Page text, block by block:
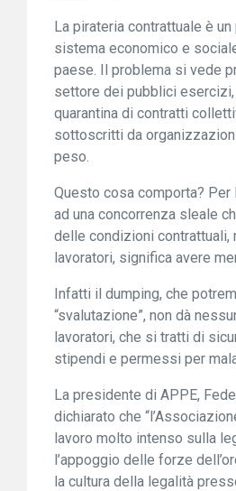
La pirateria contrattuale è
sistema economico e
paese. Il problema si vede
settore dei pubblici esercizi,
quarantina di contratti
sottoscritti da
peso.
Questo cosa comporta? Per
ad una concorrenza sleale
delle condizioni contrattuali,
lavoratori, significa avere
Infatti il dumping, che
“svalutazione”, non dà
lavoratori, che si tratti di
stipendi e permessi per
La presidente di APPE,
dichiarato che
lavoro molto intenso sulla
l’appoggio delle forze
la cultura della legalità